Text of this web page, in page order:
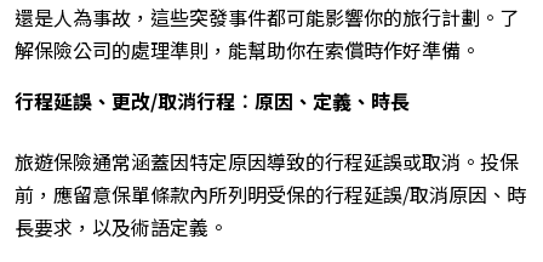
還是人為事故，這些突發事件都可能影響你的旅行計劃。了
解保險公司的處理準則，能幫助你在索償時作好準備。
行程延誤、更改/取消行程︰原因、定義、時長
旅遊保險通常涵蓋因特定原因導致的行程延誤或取消。投保
前，應留意保單條款內所列明受保的行程延誤/取消原因、時
長要求，以及術語定義。